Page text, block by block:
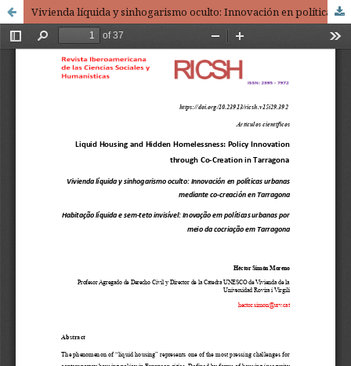
Vivienda líquida y sinhogarismo oculto: Innovación en políticas urbanas mediante co-creación en Tarragona